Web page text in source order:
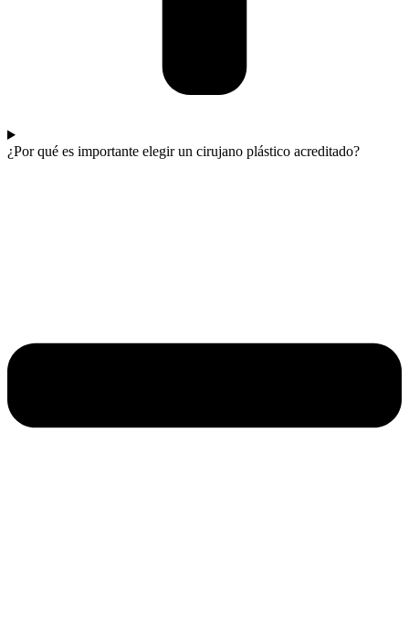
¿Por qué es importante elegir un cirujano plástico acreditado?